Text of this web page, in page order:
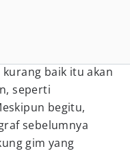
baik itu akan
seperti
begitu,
sebelumnya
gim yang